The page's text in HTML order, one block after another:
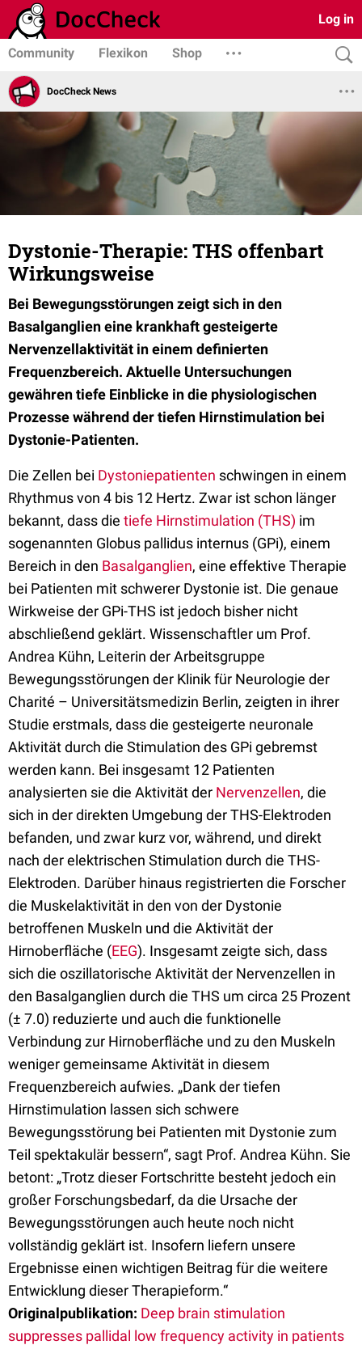
Log in
Community Flexikon Shop
DocCheck News
Dystonie-Therapie: THS offenbart
Wirkungsweise
Bei Bewegungsstörungen zeigt sich in den
Basalganglien eine krankhaft gesteigerte
Nervenzellaktivität in einem definierten
Frequenzbereich. Aktuelle Untersuchungen
gewähren tiefe Einblicke in die physiologischen
Prozesse während der tiefen Hirnstimulation bei
Dystonie-Patienten.
Die Zellen bei Dystoniepatienten schwingen in einem
Rhythmus von 4 bis 12 Hertz. Zwar ist schon länger
bekannt, dass die tiefe Hirnstimulation (THS) im
sogenannten Globus pallidus internus (GPi), einem
Bereich in den Basalganglien, eine effektive Therapie
bei Patienten mit schwerer Dystonie ist. Die genaue
Wirkweise der GPi-THS ist jedoch bisher nicht
abschließend geklärt. Wissenschaftler um Prof.
Andrea Kühn, Leiterin der Arbeitsgruppe
Bewegungsstörungen der Klinik für Neurologie der
Charité – Universitätsmedizin Berlin, zeigten in ihrer
Studie erstmals, dass die gesteigerte neuronale
Aktivität durch die Stimulation des GPi gebremst
werden kann. Bei insgesamt 12 Patienten
analysierten sie die Aktivität der Nervenzellen, die
sich in der direkten Umgebung der THS-Elektroden
befanden, und zwar kurz vor, während, und direkt
nach der elektrischen Stimulation durch die THS-
Elektroden. Darüber hinaus registrierten die Forscher
die Muskelaktivität in den von der Dystonie
betroffenen Muskeln und die Aktivität der
Hirnoberfläche (EEG). Insgesamt zeigte sich, dass
sich die oszillatorische Aktivität der Nervenzellen in
den Basalganglien durch die THS um circa 25 Prozent
(± 7.0) reduzierte und auch die funktionelle
Verbindung zur Hirnoberfläche und zu den Muskeln
weniger gemeinsame Aktivität in diesem
Frequenzbereich aufwies. „Dank der tiefen
Hirnstimulation lassen sich schwere
Bewegungsstörung bei Patienten mit Dystonie zum
Teil spektakulär bessern“, sagt Prof. Andrea Kühn. Sie
betont: „Trotz dieser Fortschritte besteht jedoch ein
großer Forschungsbedarf, da die Ursache der
Bewegungsstörungen auch heute noch nicht
vollständig geklärt ist. Insofern liefern unsere
Ergebnisse einen wichtigen Beitrag für die weitere
Entwicklung dieser Therapieform.“
Originalpublikation: Deep brain stimulation
suppresses pallidal low frequency activity in patients